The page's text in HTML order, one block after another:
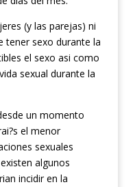
(y las parejas) ni
tener sexo durante la
el sexo asi como
sexual durante la
un momento
el menor
sexuales
algunos
incidir en la